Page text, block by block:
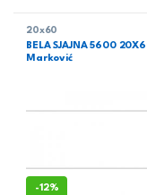
20x60
BELA SJAJNA 5600
Marković
-12%